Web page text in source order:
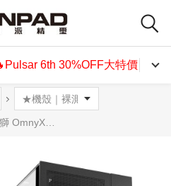
6th 30%OFF大特價🔥
黑色 白色 Omny X